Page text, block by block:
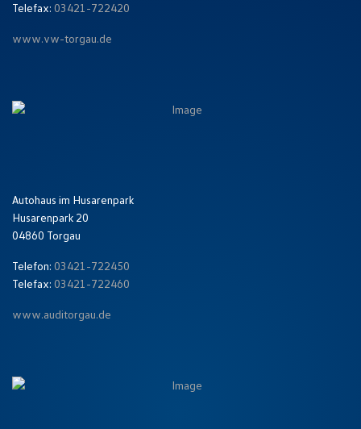
Telefax: 03421-722420
www.vw-torgau.de
Autohaus im Husarenpark
Husarenpark 20
04860 Torgau
Telefon: 03421-722450
Telefax: 03421-722460
www.auditorgau.de